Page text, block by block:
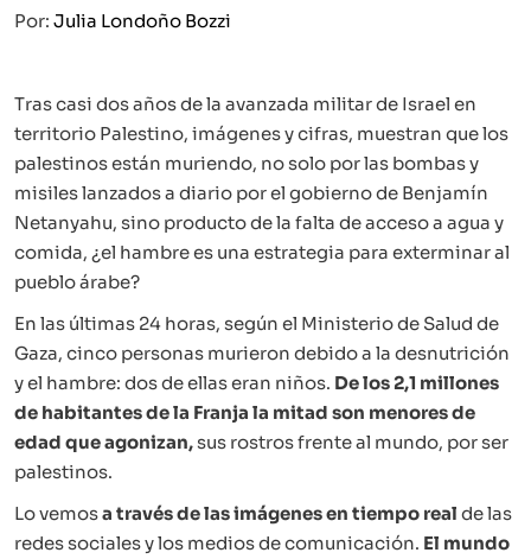
Por: Julia Londoño Bozzi
Tras casi dos años de la avanzada militar de Israel en
territorio Palestino, imágenes y cifras, muestran que los
palestinos están muriendo, no solo por las bombas y
misiles lanzados a diario por el gobierno de Benjamín
Netanyahu, sino producto de la falta de acceso a agua y
comida, ¿el hambre es una estrategia para exterminar al
pueblo árabe?
En las últimas 24 horas, según el Ministerio de Salud de
Gaza, cinco personas murieron debido a la desnutrición
y el hambre: dos de ellas eran niños. De los 2,1 millones
de habitantes de la Franja la mitad son menores de
edad que agonizan,sus rostros frente al mundo, por ser
palestinos.
Lo vemosa través de las imágenesen tiempo real de las
redes sociales y los medios de comunicación. El mundo